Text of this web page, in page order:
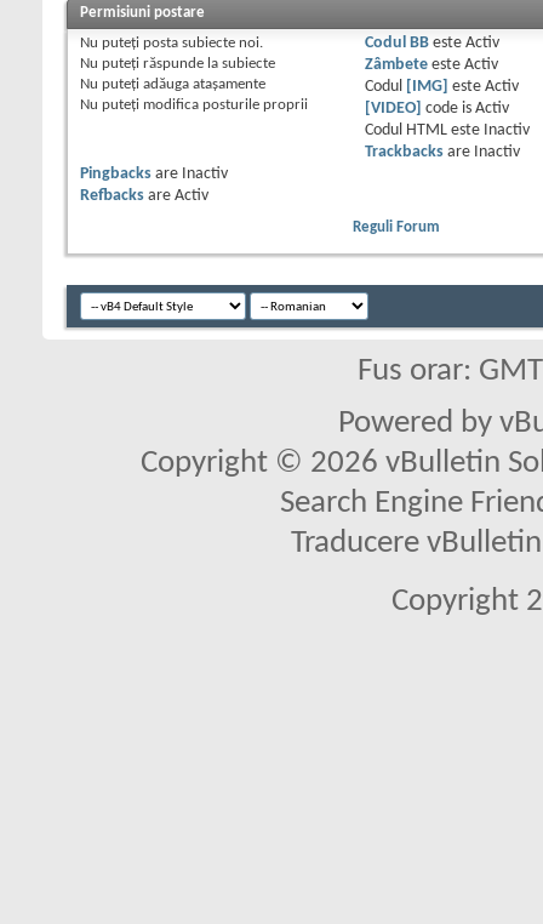
Permisiuni postare
Nu puteţi posta subiecte noi.
Nu puteţi răspunde la subiecte
Nu puteţi adăuga ataşamente
Nu puteţi modifica posturile proprii
Codul BBeste Activ
Zâmbeteeste Activ
Codul
[IMG] este Activ
[VIDEO] code is Activ
Codul HTML este
Inactiv
Trackbacksare
Inactiv
Pingbacks are
Inactiv
Refbacks are Activ
Reguli Forum
Fus orar:
Powered by
Copyright © 2026 vBulletin
Search Engine
Traducere
Copyright